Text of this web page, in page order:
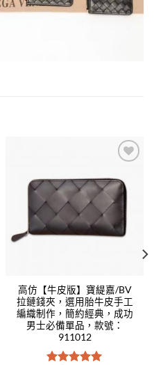
wishlist
高仿【牛皮版】寶緹嘉/BV
拉鏈錢夾，選用胎牛皮手工
編織制作，簡約經典，成功
男士必備單品，款號：
911012